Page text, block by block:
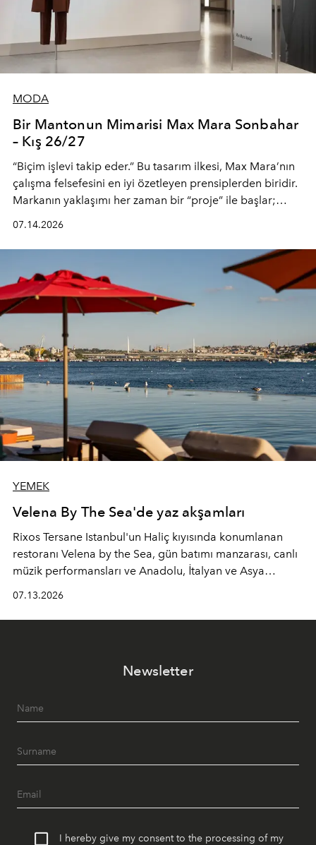
MODA
Bir Mantonun Mimarisi Max Mara Sonbahar
– Kış 26/27
“Biçim işlevi takip eder.” Bu tasarım ilkesi, Max Mara’nın
çalışma felsefesini en iyi özetleyen prensiplerden biridir.
Markanın yaklaşımı her zaman bir “proje” ile başlar;
(savoir-faire) buluşan parçalara dönüştürmek.
07.14.2026
YEMEK
Velena By The Sea'de yaz akşamları
Rixos Tersane Istanbul'un Haliç kıyısında konumlanan
restoranı Velena by the Sea, gün batımı manzarası, canlı
müzik performansları ve Anadolu, İtalyan ve Asya
devam ediyor.
07.13.2026
Newsletter
I hereby give my consent to the processing of my